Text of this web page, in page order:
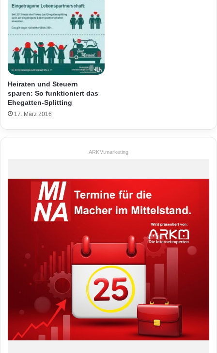
Heiraten und Steuern
sparen: So funktioniert das
Ehegatten-Splitting
17. März 2016
ARKM.marketing